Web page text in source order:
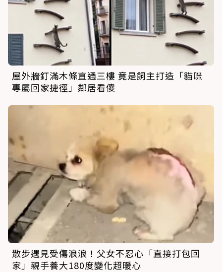
屋外牆釘滿木條直通三樓 竟是飼主打造「貓咪
專屬回家捷徑」鄰居看傻
散步遇見受傷浪浪！父女不忍心「直接打包回
家」親手養大180度變化超暖心